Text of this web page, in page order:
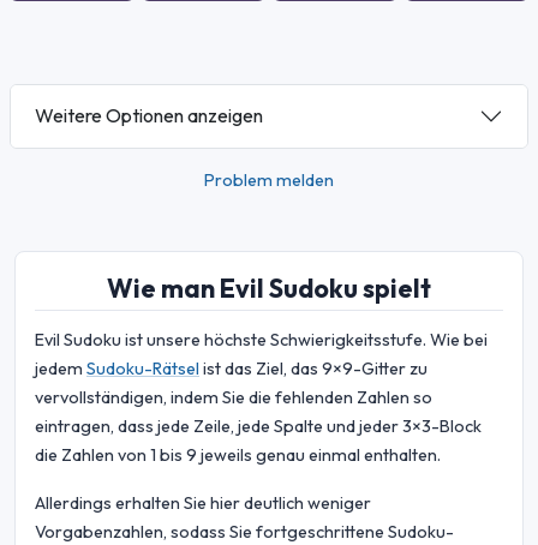
Weitere Optionen anzeigen
Problem melden
Wie man Evil Sudoku spielt
Evil Sudoku ist unsere höchste Schwierigkeitsstufe. Wie bei
jedem Sudoku-Rätsel ist das Ziel, das 9×9-Gitter zu
vervollständigen, indem Sie die fehlenden Zahlen so
eintragen, dass jede Zeile, jede Spalte und jeder 3×3-Block
die Zahlen von 1 bis 9 jeweils genau einmal enthalten.
Allerdings erhalten Sie hier deutlich weniger
Vorgabenzahlen, sodass Sie fortgeschrittene Sudoku-